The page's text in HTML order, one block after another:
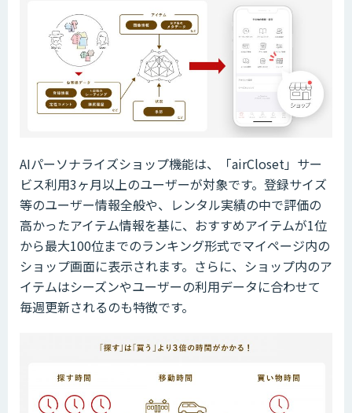
AIパーソナライズショップ機能は、「airCloset」サー
ビス利用3ヶ月以上のユーザーが対象です。登録サイズ
等のユーザー情報全般や、レンタル実績の中で評価の
高かったアイテム情報を基に、おすすめアイテムが1位
から最大100位までのランキング形式でマイページ内の
ショップ画面に表示されます。さらに、ショップ内のア
イテムはシーズンやユーザーの利用データに合わせて
毎週更新されるのも特徴です。